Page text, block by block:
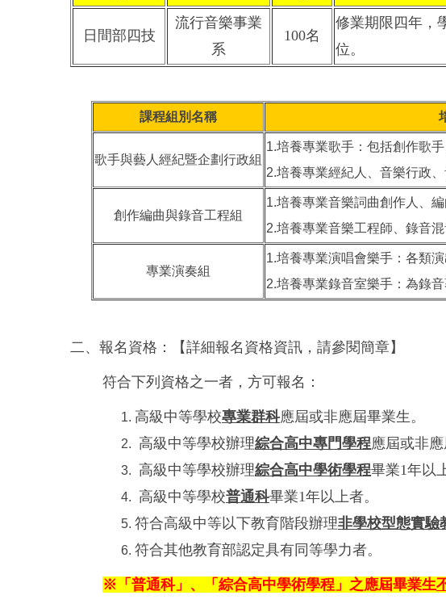
日間部四技
流行音樂事業
系
100名
修業期限四年，
位。
課程組別名稱
歌手與藝人經紀暨企劃行政組
1.培養專業歌手：包括創作歌
2.培養專業經紀人、音樂行政
創作編曲與錄音工程組
1.培養專業音樂詞曲創作人、編
2.培養專業音樂工程師、錄音
專業演奏組
1.培養專業演唱會樂手：各類
2.培養專業錄音室樂手：為錄音
二、報名資格：【詳細報名資格資訊，請參閱簡章】
符合下列資格之一者，方可報名：
高級中等學校專業群科應屆或非應屆畢業生。
高級中等學校辦理綜合高中專門學程應屆或非應
高級中等學校辦理綜合高中學術學程畢業1年以
高級中等學校普通科畢業1年以上者。
符合高級中等以下教育階段辦理非學校型態實驗
符合其他教育部認定具有同等學力者。
※「普通科」、「綜合高中學術學程」之應屆畢業生